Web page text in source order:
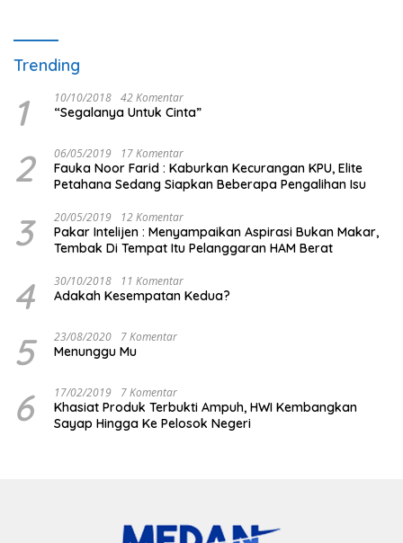
Trending
1 10/10/2018 42 Komentar
“Segalanya Untuk Cinta”
2 06/05/2019 17 Komentar
Fauka Noor Farid : Kaburkan Kecurangan KPU, Elite
Petahana Sedang Siapkan Beberapa Pengalihan Isu
3 20/05/2019 12 Komentar
Pakar Intelijen : Menyampaikan Aspirasi Bukan Makar,
Tembak Di Tempat Itu Pelanggaran HAM Berat
4 30/10/2018 11 Komentar
Adakah Kesempatan Kedua?
5 23/08/2020 7 Komentar
Menunggu Mu
6 17/02/2019 7 Komentar
Khasiat Produk Terbukti Ampuh, HWI Kembangkan
Sayap Hingga Ke Pelosok Negeri